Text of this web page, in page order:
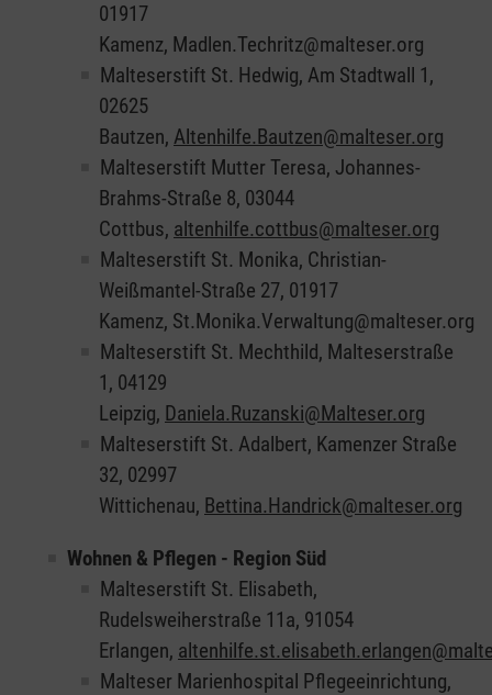
01917
Kamenz, Madlen.Techritz@malteser.org
Malteserstift St. Hedwig, Am Stadtwall 1,
02625
Bautzen, Altenhilfe.Bautzen@malteser.org
Malteserstift Mutter Teresa, Johannes-
Brahms-Straße 8, 03044
Cottbus, altenhilfe.cottbus@malteser.org
Malteserstift St. Monika, Christian-
Weißmantel-Straße 27, 01917
Kamenz, St.Monika.Verwaltung@malteser.org
Malteserstift St. Mechthild, Malteserstraße
1, 04129
Leipzig, Daniela.Ruzanski@Malteser.org
Malteserstift St. Adalbert, Kamenzer Straße
32, 02997
Wittichenau, Bettina.Handrick@malteser.org
Wohnen & Pflegen - Region Süd
Malteserstift St. Elisabeth,
Rudelsweiherstraße 11a, 91054
Erlangen,
Malteser Marienhospital Pflegeeinrichtung,